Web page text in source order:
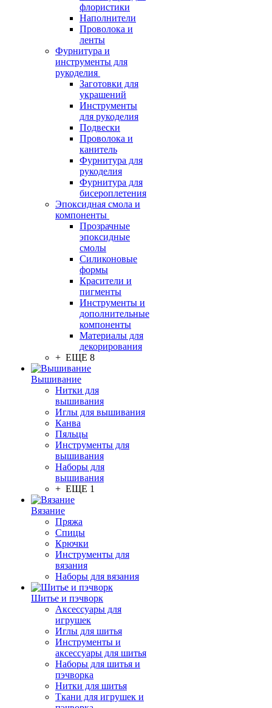
флористики
Наполнители
Проволока и
ленты
Фурнитура и
инструменты для
рукоделия
Заготовки для
украшений
Инструменты
для рукоделия
Подвески
Проволока и
канитель
Фурнитура для
рукоделия
Фурнитура для
бисероплетения
Эпоксидная смола и
компоненты
Прозрачные
эпоксидные
смолы
Силиконовые
формы
Красители и
пигменты
Инструменты и
дополнительные
компоненты
Материалы для
декорирования
+ ЕЩЕ 8
Вышивание
Нитки для
вышивания
Иглы для вышивания
Канва
Пяльцы
Инструменты для
вышивания
Наборы для
вышивания
+ ЕЩЕ 1
Вязание
Пряжа
Спицы
Крючки
Инструменты для
вязания
Наборы для вязания
Шитье и пэчворк
Аксессуары для
игрушек
Иглы для шитья
Инструменты и
аксессуары для шитья
Наборы для шитья и
пэчворка
Нитки для шитья
Ткани для игрушек и